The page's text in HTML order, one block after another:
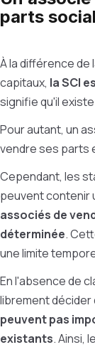
parts
À la différence de
capitaux, la SCI
signifie qu'il
Pour autant, un
vendre ses parts
Cependant, les
peuvent contenir
associés de
déterminée.
une limite
En l'absence de
librement décider
peuvent pas
existants. Ainsi,